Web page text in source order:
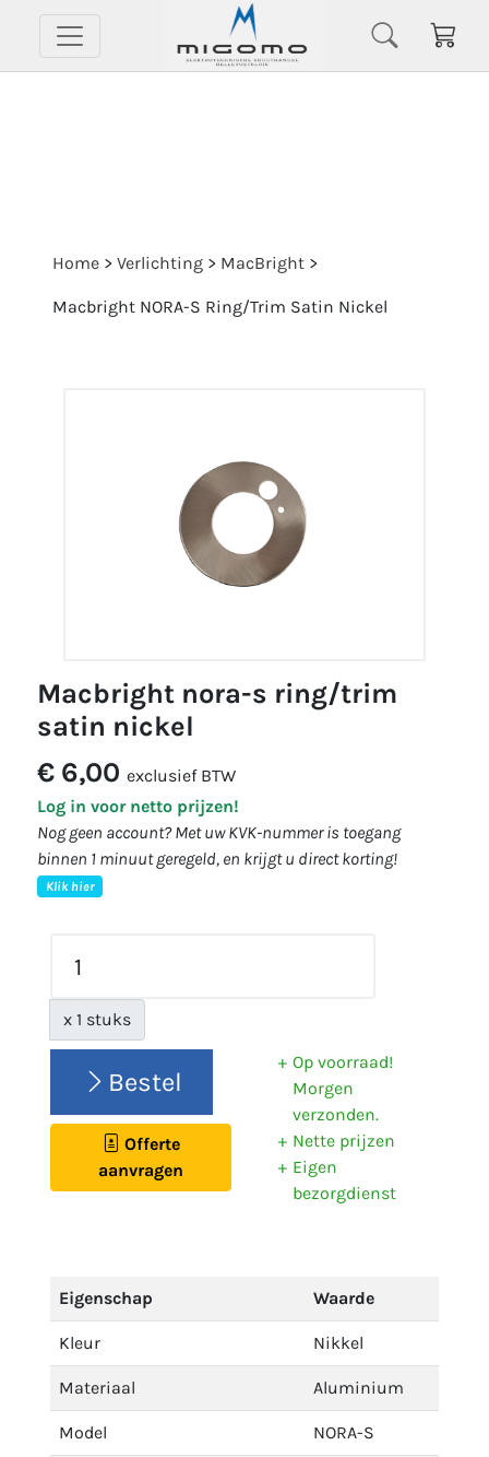
Home > Verlichting > MacBright >
Macbright NORA-S Ring/Trim Satin Nickel
macbright nora-s ring/trim
satin nickel
€ 6,00 exclusief BTW
Log in voor netto prijzen!
Nog geen account? Met uw KVK-nummer is toegang
binnen 1 minuut geregeld, en krijgt u direct korting!
Klik hier
x 1 stuks
Bestel
Offerte
aanvragen
Op voorraad!
Morgen
verzonden.
Nette prijzen
Eigen
bezorgdienst
Eigenschap Waarde
Kleur Nikkel
Materiaal Aluminium
Model NORA-S